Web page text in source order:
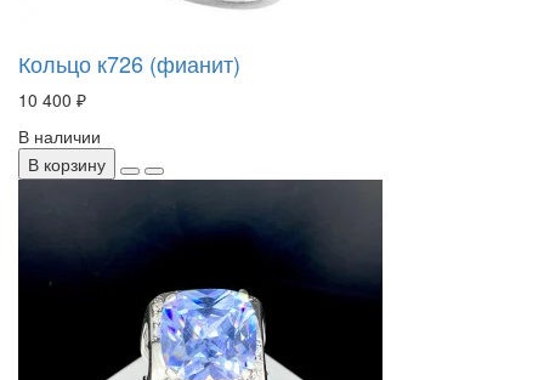
Кольцо к726 (фианит)
10 400 ₽
В наличии
В корзину